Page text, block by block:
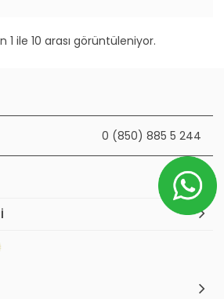
1 ile 10 arası görüntüleniyor.
0 (850) 885 5 244